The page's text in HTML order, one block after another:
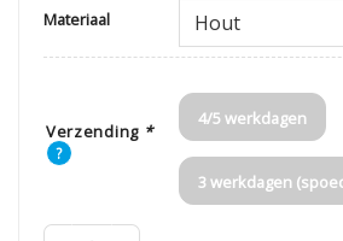
Materiaal
Verzending *
?
4/5 werkdagen
3 werkdagen